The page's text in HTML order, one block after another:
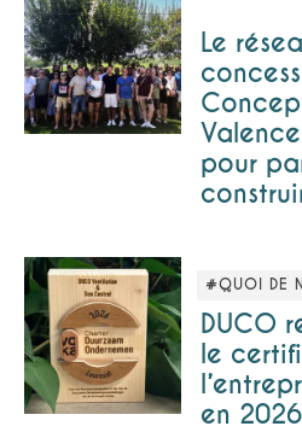
Le
pour
#QUOI DE
DUCO
le
en 2026